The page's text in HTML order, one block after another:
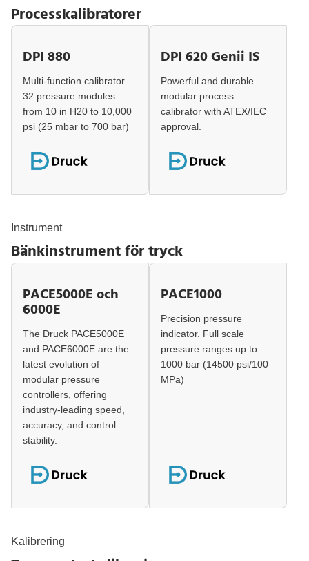
Processkalibratorer
DPI 880
Multi-function calibrator.
32 pressure modules
from 10 in H20 to 10,000
psi (25 mbar to 700 bar)
DPI 620 Genii IS
Powerful and durable
modular process
calibrator with ATEX/IEC
approval.
Instrument
Bänkinstrument för tryck
PACE5000E och
6000E
The Druck PACE5000E
and PACE6000E are the
latest evolution of
modular pressure
controllers, offering
industry-leading speed,
accuracy, and control
stability.
PACE1000
Precision pressure
indicator. Full scale
pressure ranges up to
1000 bar (14500 psi/100
MPa)
Kalibrering